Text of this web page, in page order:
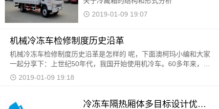
2019-01-09 19:07
机械冷冻车检修制度历史沿革
机械冷冻车检修制度历史沿革是怎样的 呢，下面澳柯玛小编和大家
一起分享下：上世纪50年代，我国开始使用机冷车。60多年来，机
冷车的检修模式经历了2个阶段。
2019-01-09 19:18
冷冻车隔热厢体多目标设计优化研究